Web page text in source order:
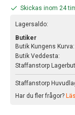
Skickas inom 24
Lagersaldo:
Butiker
Butik Kungens Kurva:
Butik Veddesta:
Staffanstorp
Staffanstorp
Har du fler frågor?